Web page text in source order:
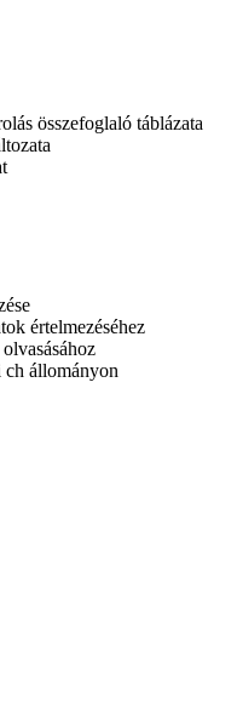
összefoglaló táblázata
értelmezéséhez
ch állományon